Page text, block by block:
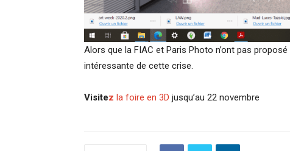
Alors que la FIAC et Paris Photo n’ont pas
intéressante de cette crise.
Visitez la foire en 3D jusqu’au 22 novembre